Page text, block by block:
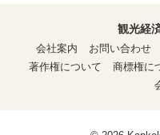
観光経
会社案内
お問い合わせ
著作権について
商標権に